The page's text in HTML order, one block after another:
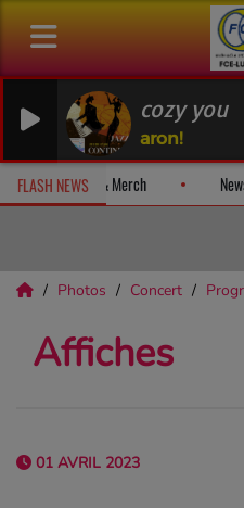
cozy you
aron!
FLASH NEWS
surprise! Fan Releases
Photos Concert
Affiches
01 AVRIL 2023